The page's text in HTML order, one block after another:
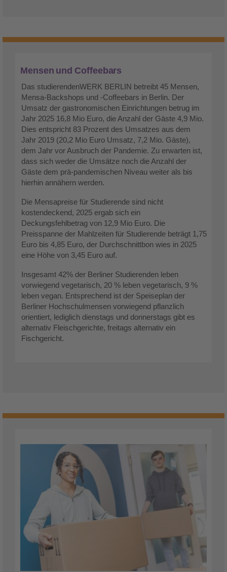
Mensen und Coffeebars
Das studierendenWERK BERLIN betreibt 45 Mensen,
Mensa-Backshops und -Coffeebars in Berlin. Der
Umsatz der gastronomischen Einrichtungen betrug im
Jahr 2025 16,8 Mio Euro, die Anzahl der Gäste 4,9 Mio.
Dies entspricht 83 Prozent des Umsatzes aus dem
Jahr 2019 (20,2 Mio Euro Umsatz, 7,2 Mio. Gäste),
dem Jahr vor Ausbruch der Pandemie. Zu erwarten ist,
dass sich weder die Umsätze noch die Anzahl der
Gäste dem prä-pandemischen Niveau weiter als bis
hierhin annähern werden.
Die Mensapreise für Studierende sind nicht
kostendeckend, 2025 ergab sich ein
Deckungsfehlbetrag von 12,9 Mio Euro. Die
Preisspanne der Mahlzeiten für Studierende beträgt 1,75
Euro bis 4,85 Euro, der Durchschnittbon wies in 2025
eine Höhe von 3,45 Euro auf.
Insgesamt 42% der Berliner Studierenden leben
vorwiegend vegetarisch, 20 % leben vegetarisch, 9 %
leben vegan. Entsprechend ist der Speiseplan der
Berliner Hochschulmensen vorwiegend pflanzlich
orientiert, lediglich dienstags und donnerstags gibt es
alternativ Fleischgerichte, freitags alternativ ein
Fischgericht.